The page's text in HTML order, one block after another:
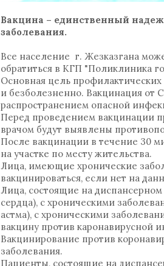
Вакцина – единственный
заболевания.
Все население г. Жезказгана
обратиться в КГП "Поликлиника
Основная цель
и безболезненно. Вакцинация от
распространением опасной
Перед проведением вакцинации
врачом будут выявлены
После вакцинации в течение 30
на участке по месту жительства.
Лица, имеющие хронические
вакцинироваться, если нет на
Лица, состоящие на
сердца), с хроническими
астма), с хроническими
вакцину против каронавирусной
Вакцинирование против
заболевания.
Пациенты, состоящие на